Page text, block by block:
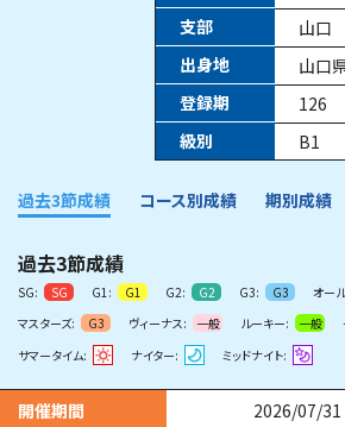
支部
山口
出身地
山口
登録期
126
級別
B1
過去3節成績 コース別成績 期別成績
過去3節成績
SG: SG G1: G1 G2: G2 G3: G3 オー
マスターズ:
G3 ヴィーナス: 一般 ルーキー: 一般
サマータイム:
ナイター: ミッドナイト:
開催期間 2026/07/31